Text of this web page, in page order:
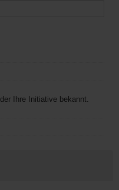
Ihre Initiative bekannt.